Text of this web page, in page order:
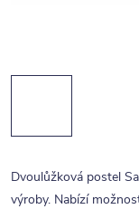
Dvoulůžková postel
výroby. Nabízí